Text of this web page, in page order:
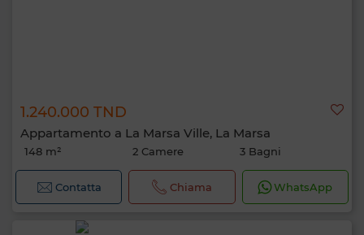
1.240.000 TND
Appartamento a La Marsa Ville, La Marsa
148 m² 2 Camere 3 Bagni
Contatta Chiama WhatsApp